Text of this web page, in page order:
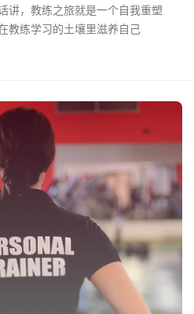
讲，教练之旅就是一个自我重塑
教练学习的土壤里滋养自己